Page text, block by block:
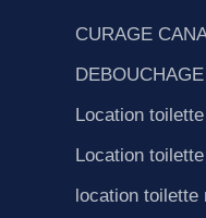
CURAGE
Location
Location
location toilette